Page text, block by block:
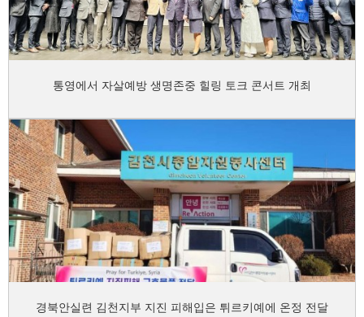
통영에서 자살예방 생명존중 힐링 토크 콘서트 개최
경북안실련 김천지부 지진 피해입은 튀르키예에 온정 전달